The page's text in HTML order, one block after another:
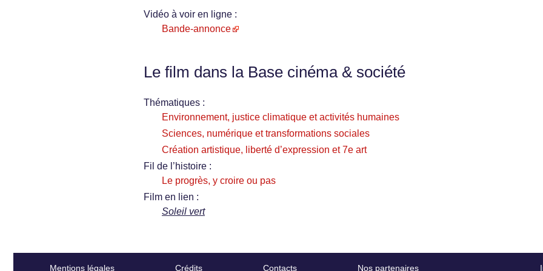
Vidéo à voir en ligne :
Bande-annonce
Le film dans la Base cinéma & société
Thématiques :
Environnement, justice climatique et activités humaines
Sciences, numérique et transformations sociales
Création artistique, liberté d’expression et 7e art
Fil de l’histoire :
Le progrès, y croire ou pas
Film en lien :
Soleil vert
Mentions légales Crédits Contacts Nos partenaires